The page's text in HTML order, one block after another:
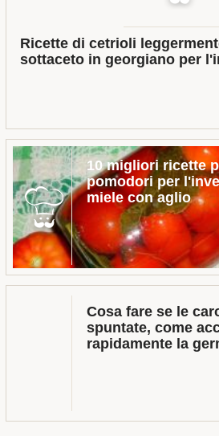
Ricette di cetrioli
sottaceto in georgiano per
10 migliori ricette
pomodori per
miele con aglio
Cosa fare se le
spuntate, come
rapidamente la